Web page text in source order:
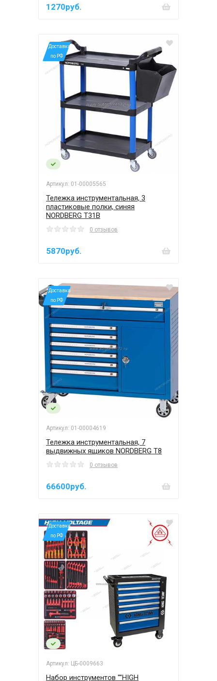
1270руб.
*Доставка
по РФ
Артикул: 01-00005565
Тележка инструментальная, 3
пластиковые полки, синяя
NORDBERG T31B
0 отзывов
5870руб.
*Доставка
по РФ
Артикул: 01-00004619
Тележка инструментальная, 7
выдвижных ящиков NORDBERG T8
0 отзывов
66600руб.
*Доставка
по РФ
Артикул: ЦБ-0009663
Набор инструментов ""HIGH